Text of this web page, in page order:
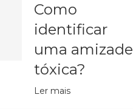
Como
identificar
uma amizade
tóxica?
Ler mais